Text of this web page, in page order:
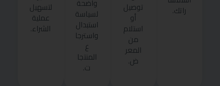
راتك. توصيل
أو
استلام
من
المعر
ض.
واضحة
لسياسة
استبدال
واسترجا
ع
المنتجا
ت.
لتسهيل
عملية
الشراء.